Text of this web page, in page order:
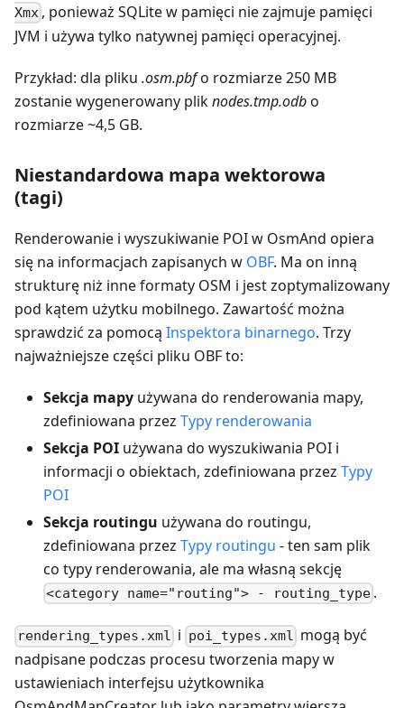
Xmx , ponieważ SQLite w pamięci nie zajmuje pamięci
JVM i używa tylko natywnej pamięci operacyjnej.
Przykład: dla pliku .osm.pbfo rozmiarze 250 MB
zostanie wygenerowany pliknodes.tmp.odbo
rozmiarze ~4,5 GB.
Niestandardowa mapa wektorowa
(tagi)
Renderowanie i wyszukiwanie POI w OsmAnd opiera
się na informacjach zapisanych w OBF. Ma on inną
strukturę niż inne formaty OSM i jest zoptymalizowany
pod kątem użytku mobilnego. Zawartość można
sprawdzić za pomocą Inspektora binarnego. Trzy
najważniejsze części pliku OBF to:
Sekcja mapy używana do renderowania mapy,
zdefiniowana przez Typy renderowania
Sekcja POI używana do wyszukiwania POI i
informacji o obiektach, zdefiniowana przez Typy
POI
Sekcja routingu używana do routingu,
zdefiniowana przez Typy routingu - ten sam plik
co typy renderowania, ale ma własną sekcję
<category name="routing"> - routing_type .
rendering_types.xml i poi_types.xml mogą być
nadpisane podczas procesu tworzenia mapy w
ustawieniach interfejsu użytkownika